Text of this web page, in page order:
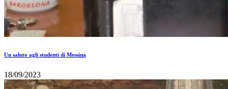
Un saluto agli studenti di Messina
18/09/2023